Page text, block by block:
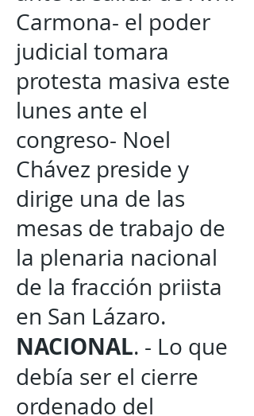
Carmona- el poder
judicial tomara
protesta masiva este
lunes ante el
congreso- Noel
Chávez preside y
dirige una de las
mesas de trabajo de
la plenaria nacional
de la fracción priista
en San Lázaro.
NACIONAL. - Lo que
debía ser el cierre
ordenado del